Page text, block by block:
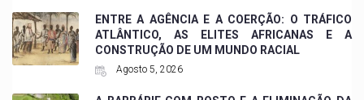
ENTRE A AGÊNCIA E A COERÇÃO: O TRÁFICO
ATLÂNTICO, AS ELITES AFRICANAS E A
CONSTRUÇÃO DE UM MUNDO RACIAL
Agosto 5, 2026